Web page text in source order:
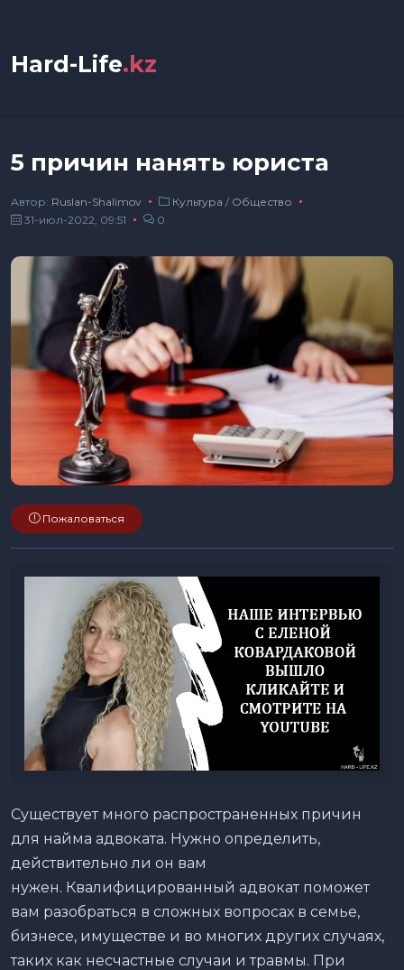
Hard-Life.kz
5 причин нанять юриста
Автор: Ruslan-Shalimov Культура / Общество
31-июл-2022, 09:51
0
Пожаловаться
Существует много распространенных причин
для найма адвоката. Нужно определить,
действительно ли он вам
нужен. Квалифицированный адвокат поможет
вам разобраться в сложных вопросах в семье,
бизнесе, имуществе и во многих других случаях,
таких как несчастные случаи и травмы. При